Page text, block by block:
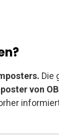
Die
von